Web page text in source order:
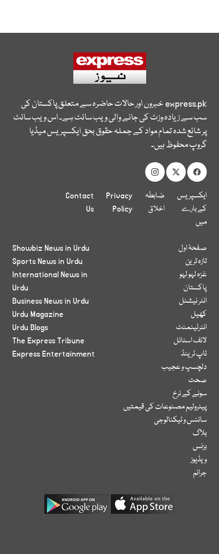
express.pkخبروں اور حالات حاضرہ سے متعلق پاکستان کی
سب سے زیادہ وزٹ کی جانے والی ویب سائٹ ہے۔ اس ویب سائٹ
پر شائع شدہ تمام مواد کے جملہ حقوق بحق ایکسپریس میڈیا
گروپ محفوظ ہیں۔
ایکسپریس
کے بارے
میں
ضابطہ
اخلاق
Privacy
Policy
Contact
Us
صفحۂ اول
تازہ ترین
غزہ لہو لہو
پاکستان
انٹر نیشنل
کھیل
انٹرٹینمنٹ
لائف اسٹائل
ٹاپ ٹرینڈ
دلچسپ و عجیب
صحت
سونے کے نرخ
پیٹرولیم مصنوعات کی قیمتیں
سائنس و ٹیکنالوجی
بلاگ
بزنس
ویڈیوز
جرائم
Showbiz News in Urdu
Sports News in Urdu
International News in
Urdu
Business News in Urdu
Urdu Magazine
Urdu Blogs
The Express Tribune
Express Entertainment